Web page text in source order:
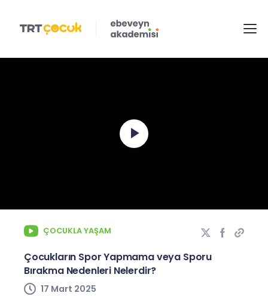
Play
ÇOCUKLA YAŞAM
Çocukların Spor Yapmama veya Sporu
Bırakma Nedenleri Nelerdir?
17 Mart 2025